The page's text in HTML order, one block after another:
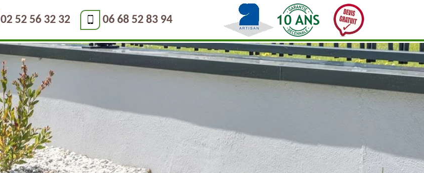
02 52 56 32 32 06 68 52 83 94